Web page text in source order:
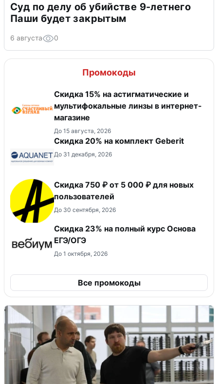
Суд по делу об убийстве 9-летнего
Паши будет закрытым
6 августа 0
Промокоды
Скидка 15% на астигматические и
мультифокальные линзы в интернет-
магазине
До 15 августа, 2026
Скидка 20% на комплект Geberit
До 31 декабря, 2026
Скидка 750 ₽ от 5 000 ₽ для новых
пользователей
До 30 сентября, 2026
Скидка 23% на полный курс Основа
ЕГЭ/ОГЭ
До 1 октября, 2026
Все промокоды